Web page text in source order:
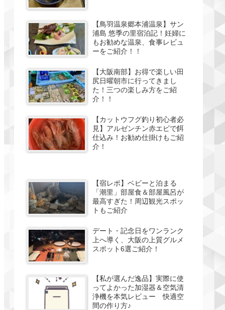
【鳥羽温泉郷本浦温泉】サン
浦島 悠季の里宿泊記！妊婦に
もお勧めな温泉、食事レビュ
ーをご紹介！！
【大阪南部】お得で楽しい田
尻日曜朝市に行ってきまし
た！三つの楽しみ方をご紹
介！！
【カットウフグ釣り初心者必
見】アルゼンチン赤エビで餌
仕込み！お勧め仕掛けもご紹
介！
【宿レポ】ベビーと泊まる
「潮里」部屋食＆部屋風呂が
最高すぎた！周辺観光スポッ
トもご紹介
デート・記念日をワンランク
上へ導く、大阪の上質グルメ
スポット6選ご紹介！
【私が選んだ逸品】実際に使
ってよかった加湿器＆空気清
浄機を本気レビュー 快適空
間の作り方♪